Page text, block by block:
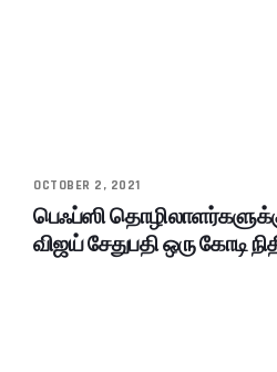
OCTOBER 2, 2021
பெஃப்ஸி
விஜய் சேதுபதி ஒரு கோடி